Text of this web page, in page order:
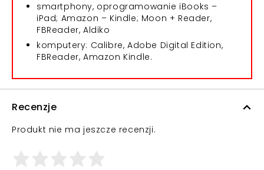
smartphony, oprogramowanie iBooks –
iPad; Amazon – Kindle; Moon + Reader,
FBReader, Aldiko
komputery: Calibre, Adobe Digital Edition,
FBReader, Amazon Kindle.
Recenzje
Produkt nie ma jeszcze recenzji.